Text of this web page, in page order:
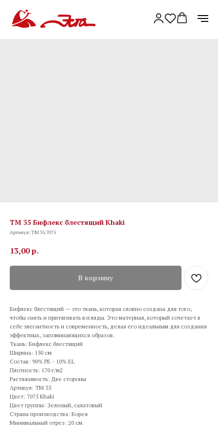
TM 35 Бифлекс блестящий Khaki
Артикул:TM 35.7075
13,00р.
В корзину
Бифлекс блестящий — это ткань, которая словно создана для того,
чтобы сиять и притягивать взгляды. Это материал, который сочетает в
себе элегантность и современность, делая его идеальным для создания
эффектных, запоминающихся образов.
Ткань: Бифлекс блестящий
Ширина: 150 см
Состав: 90% PE - 10% EL
Плотность: 170 г/м2
Растяжимость: Две стороны
Артикул: TM 35
Цвет: 7075 Khaki
Цвет группы: Зеленый, салатовый
Страна производства: Корея
Минимальный отрез: 20 см.